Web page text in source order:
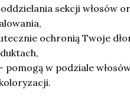
sekcji włosów
ochronią Twoje
pomogą w podziale